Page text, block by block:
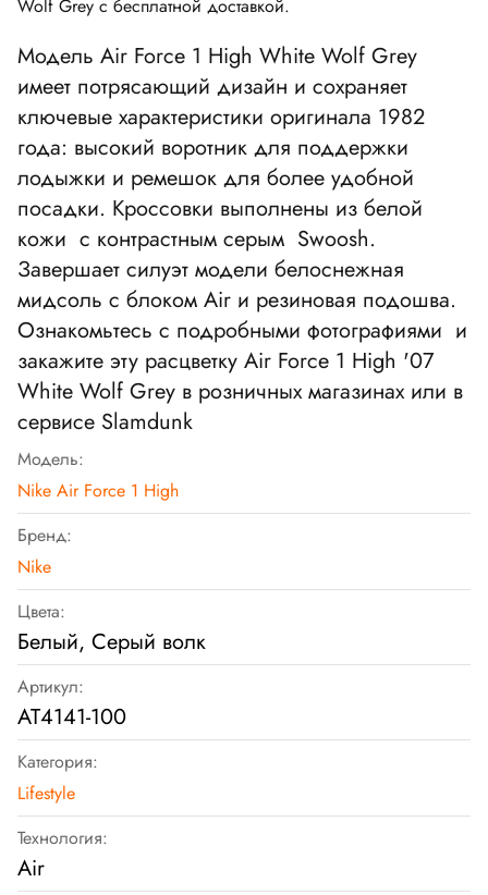
Wolf Grey с бесплатной доставкой.
Модель Air Force 1 High White Wolf Grey
имеет потрясающий дизайн и сохраняет
ключевые характеристики оригинала 1982
года: высокий воротник для поддержки
лодыжки и ремешок для более удобной
посадки. Кроссовки выполнены из белой
кожи с контрастным серым Swoosh.
Завершает силуэт модели белоснежная
мидсоль с блоком Air и резиновая подошва.
Ознакомьтесь с подробными фотографиями и
закажите эту расцветку Air Force 1 High '07
White Wolf Grey в розничных магазинах или в
сервисе Slamdunk
Модель:
Nike Air Force 1 High
Бренд:
Nike
Цвета:
Белый, Серый волк
Артикул:
AT4141-100
Категория:
Lifestyle
Технология:
Air